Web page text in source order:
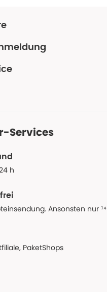
Services
h
Ansonsten nur ¹⁴
PaketShops